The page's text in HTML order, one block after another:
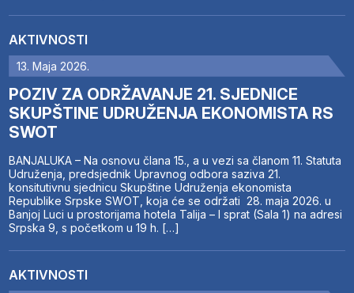
AKTIVNOSTI
13. Maja 2026.
POZIV ZA ODRŽAVANJE 21. SJEDNICE
SKUPŠTINE UDRUŽENJA EKONOMISTA RS
SWOT
BANJALUKA – Na osnovu člana 15., a u vezi sa članom 11. Statuta
Udruženja, predsjednik Upravnog odbora saziva 21.
konsitutivnu sjednicu Skupštine Udruženja ekonomista
Republike Srpske SWOT, koja će se održati 28. maja 2026. u
Banjoj Luci u prostorijama hotela Talija – I sprat (Sala 1) na adresi
Srpska 9, s početkom u 19 h. […]
AKTIVNOSTI